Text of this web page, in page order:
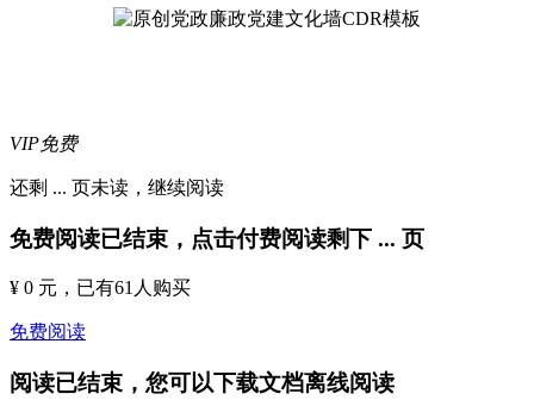
VIP免费
还剩 ... 页未读， 继续阅读
免费阅读已结束，点击付费阅读剩下 ... 页
¥ 0 元 ，已有61 人购买
免费阅读
阅读已结束，您可以下载文档离线阅读